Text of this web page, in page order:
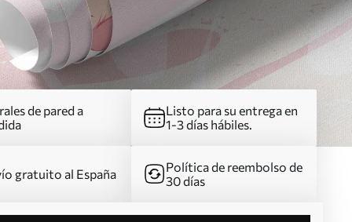
de pared a
Listo para su entrega en
1-3 días hábiles.
gratuito al España
Política de reembolso de
30 días